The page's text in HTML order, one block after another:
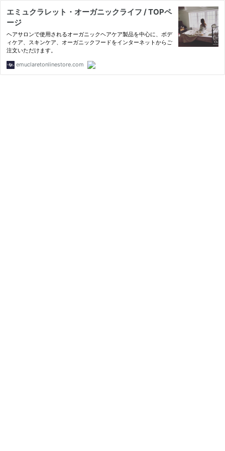
エミュクラレット・オーガニックライフ / TOPペ
ージ
ヘアサロンで使用されるオーガニックヘアケア製品を中心に、ボデ
ィケア、スキンケア、オーガニックフードをインターネットからご
注文いただけます。
emuclaretonlinestore.com